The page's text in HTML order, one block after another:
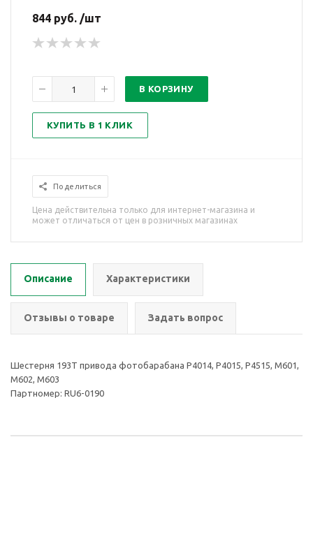
844 руб. /шт
В КОРЗИНУ
КУПИТЬ В 1 КЛИК
Поделиться
Цена действительна только для интернет-магазина и
может отличаться от цен в розничных магазинах
Описание Характеристики
Отзывы о товаре Задать вопрос
Шестерня 193T привода фотобарабана P4014, P4015, P4515, M601,
M602, M603
Партномер: RU6-0190